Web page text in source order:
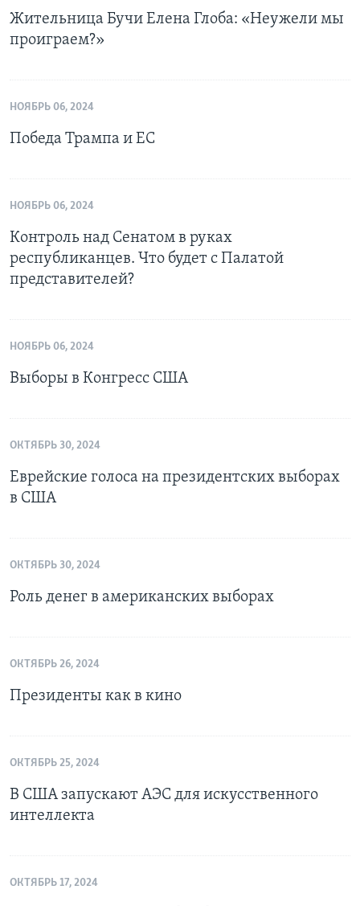
Жительница Бучи Елена Глоба: «Неужели мы
проиграем?»
НОЯБРЬ 06, 2024
Победа Трампа и ЕС
НОЯБРЬ 06, 2024
Контроль над Сенатом в руках
республиканцев. Что будет с Палатой
представителей?
НОЯБРЬ 06, 2024
Выборы в Конгресс США
ОКТЯБРЬ 30, 2024
Еврейские голоса на президентских выборах
в США
ОКТЯБРЬ 30, 2024
Роль денег в американских выборах
ОКТЯБРЬ 26, 2024
Президенты как в кино
ОКТЯБРЬ 25, 2024
В США запускают АЭС для искусственного
интеллекта
ОКТЯБРЬ 17, 2024